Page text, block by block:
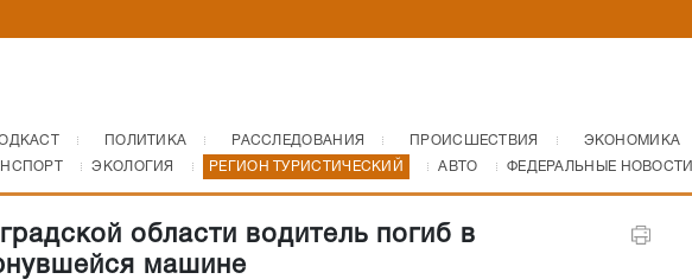
ПОЛИТИКА РАССЛЕДОВАНИЯ ПРОИСШЕСТВИЯ ЭКОНОМИКА
ЭКОЛОГИЯ РЕГИОН ТУРИСТИЧЕСКИЙ АВТО ФЕДЕРАЛЬНЫЕ НОВОСТИ
области водитель погиб в
машине